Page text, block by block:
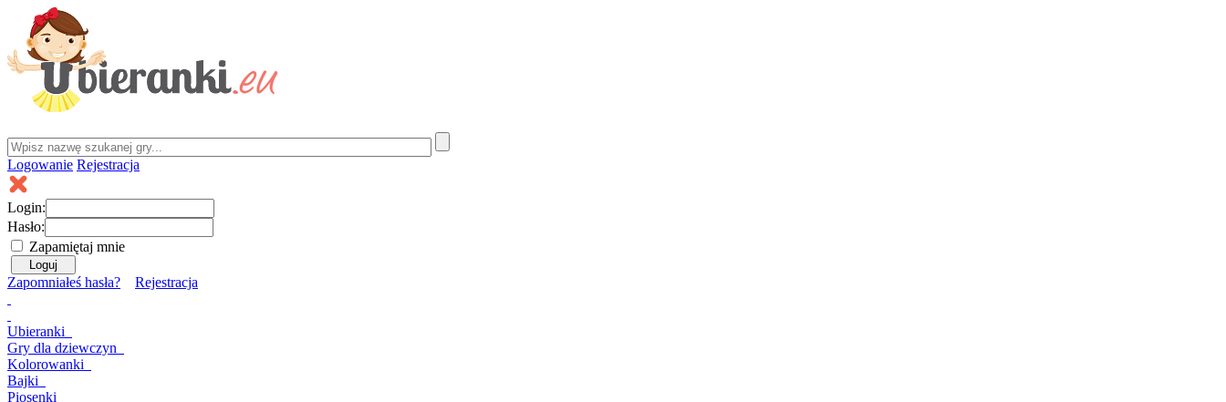
Logowanie Rejestracja
Login:
Hasło:
Zapamiętaj mnie
Zapomniałeś hasła? Rejestracja
Ubieranki
Gry dla dziewczyn
Kolorowanki
Bajki
Piosenki